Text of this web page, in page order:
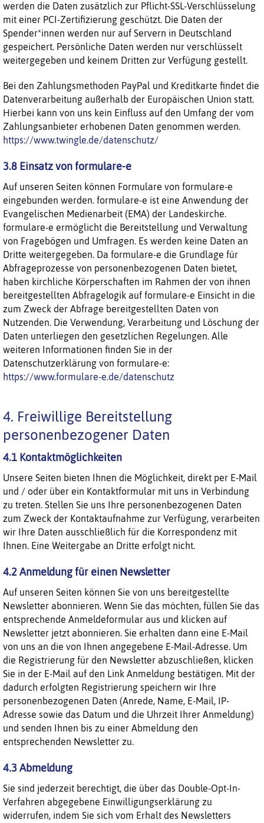
werden die Daten zusätzlich zur Pflicht-SSL-Verschlüsselung
mit einer PCI-Zertifizierung geschützt. Die Daten der
Spender*innen werden nur auf Servern in Deutschland
gespeichert. Persönliche Daten werden nur verschlüsselt
weitergegeben und keinem Dritten zur Verfügung gestellt.
Bei den Zahlungsmethoden PayPal und Kreditkarte findet die
Datenverarbeitung außerhalb der Europäischen Union statt.
Hierbei kann von uns kein Einfluss auf den Umfang der vom
Zahlungsanbieter erhobenen Daten genommen werden.
https://www.twingle.de/datenschutz/
3.8 Einsatz von formulare-e
Auf unseren Seiten können Formulare von formulare-e
eingebunden werden. formulare-e ist eine Anwendung der
Evangelischen Medienarbeit (EMA) der Landeskirche.
formulare-e ermöglicht die Bereitstellung und Verwaltung
von Fragebögen und Umfragen. Es werden keine Daten an
Dritte weitergegeben. Da formulare-e die Grundlage für
Abfrageprozesse von personenbezogenen Daten bietet,
haben kirchliche Körperschaften im Rahmen der von ihnen
bereitgestellten Abfragelogik auf formulare-e Einsicht in die
zum Zweck der Abfrage bereitgestellten Daten von
Nutzenden. Die Verwendung, Verarbeitung und Löschung der
Daten unterliegen den gesetzlichen Regelungen. Alle
weiteren Informationen finden Sie in der
Datenschutzerklärung von formulare-e:
https://www.formulare-e.de/datenschutz
4. Freiwillige Bereitstellung
personenbezogener Daten
4.1 Kontaktmöglichkeiten
Unsere Seiten bieten Ihnen die Möglichkeit, direkt per E-Mail
und / oder über ein Kontaktformular mit uns in Verbindung
zu treten. Stellen Sie uns Ihre personenbezogenen Daten
zum Zweck der Kontaktaufnahme zur Verfügung, verarbeiten
wir Ihre Daten ausschließlich für die Korrespondenz mit
Ihnen. Eine Weitergabe an Dritte erfolgt nicht.
4.2 Anmeldung für einen Newsletter
Auf unseren Seiten können Sie von uns bereitgestellte
Newsletter abonnieren. Wenn Sie das möchten, füllen Sie das
entsprechende Anmeldeformular aus und klicken auf
Newsletter jetzt abonnieren. Sie erhalten dann eine E-Mail
von uns an die von Ihnen angegebene E-Mail-Adresse. Um
die Registrierung für den Newsletter abzuschließen, klicken
Sie in der E-Mail auf den Link Anmeldung bestätigen. Mit der
dadurch erfolgten Registrierung speichern wir Ihre
personenbezogenen Daten (Anrede, Name, E-Mail, IP-
Adresse sowie das Datum und die Uhrzeit Ihrer Anmeldung)
und senden Ihnen bis zu einer Abmeldung den
entsprechenden Newsletter zu.
4.3 Abmeldung
Sie sind jederzeit berechtigt, die über das Double-Opt-In-
Verfahren abgegebene Einwilligungserklärung zu
widerrufen, indem Sie sich vom Erhalt des Newsletters